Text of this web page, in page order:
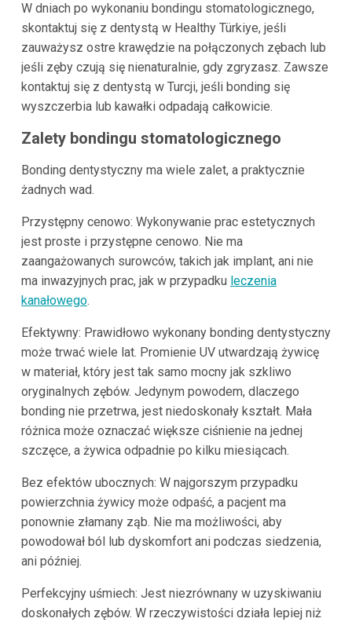
W dniach po wykonaniu bondingu stomatologicznego,
skontaktuj się z dentystą w Healthy Türkiye, jeśli
zauważysz ostre krawędzie na połączonych zębach lub
jeśli zęby czują się nienaturalnie, gdy zgryzasz. Zawsze
kontaktuj się z dentystą w Turcji, jeśli bonding się
wyszczerbia lub kawałki odpadają całkowicie.
Zalety bondingu stomatologicznego
Bonding dentystyczny ma wiele zalet, a praktycznie
żadnych wad.
Przystępny cenowo: Wykonywanie prac estetycznych
jest proste i przystępne cenowo. Nie ma
zaangażowanych surowców, takich jak implant, ani nie
ma inwazyjnych prac, jak w przypadku leczenia
kanałowego.
Efektywny: Prawidłowo wykonany bonding dentystyczny
może trwać wiele lat. Promienie UV utwardzają żywicę
w materiał, który jest tak samo mocny jak szkliwo
oryginalnych zębów. Jedynym powodem, dlaczego
bonding nie przetrwa, jest niedoskonały kształt. Mała
różnica może oznaczać większe ciśnienie na jednej
szczęce, a żywica odpadnie po kilku miesiącach.
Bez efektów ubocznych: W najgorszym przypadku
powierzchnia żywicy może odpaść, a pacjent ma
ponownie złamany ząb. Nie ma możliwości, aby
powodował ból lub dyskomfort ani podczas siedzenia,
ani później.
Perfekcyjny uśmiech: Jest niezrównany w uzyskiwaniu
doskonałych zębów. W rzeczywistości działa lepiej niż